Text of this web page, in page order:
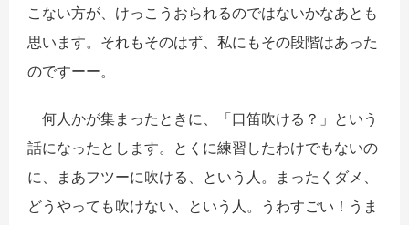
こない方が、けっこうおられるのではないかなあとも
思います。それもそのはず、私にもその段階はあった
のですーー。
何人かが集まったときに、「口笛吹ける？」という
話になったとします。とくに練習したわけでもないの
に、まあフツーに吹ける、という人。まったくダメ、
どうやっても吹けない、という人。うわすごい！うま